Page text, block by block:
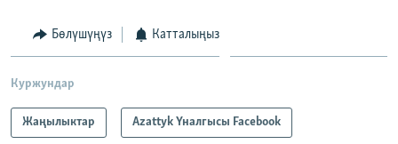
Бөлүшүңүз Катталыңыз
Куржундар
Жаңылыктар Azattyk Үналгысы Facebook